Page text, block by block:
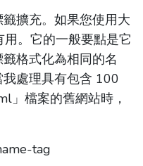
擴充。如果您使用大
。它的一般要點是它
格式化為相同的名
處理具有包含 100
」檔案的舊網站時，
tag